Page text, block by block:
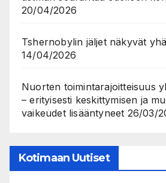
20/04/2026
Tshernobylin jäljet näkyvät
14/04/2026
Nuorten toimintarajoitteisuus
– erityisesti keskittymisen ja
vaikeudet lisääntyneet 26/03/
Kotimaan Uutiset